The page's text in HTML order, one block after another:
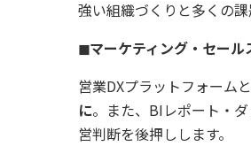
強い組織づくりと多くの
◼︎マーケティング・セール
営業DXプラットフォーム
に。また、BIレポート・
営判断を後押しします。